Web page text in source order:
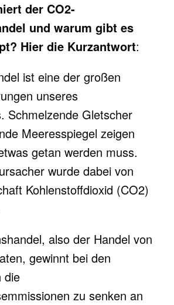
der CO2-
und warum gibt es
Hier die Kurzantwort:
ist eine der großen
unseres
Schmelzende Gletscher
Meeresspiegel zeigen
getan werden muss.
wurde dabei von
Kohlenstoffdioxid (CO2)
also der Handel von
gewinnt bei den
die
zu senken an